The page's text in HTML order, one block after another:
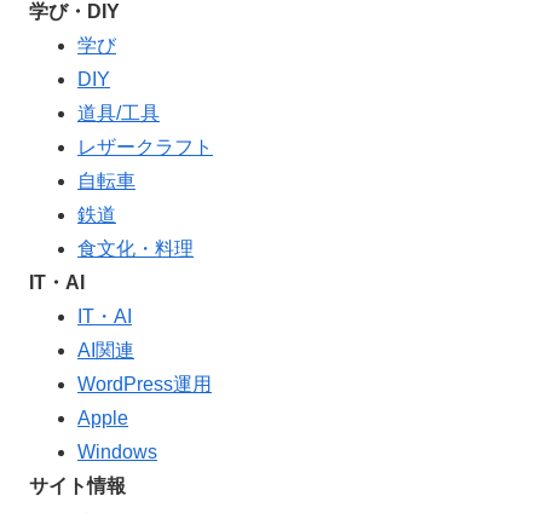
学び・DIY
学び
DIY
道具/工具
レザークラフト
自転車
鉄道
食文化・料理
IT・AI
IT・AI
AI関連
WordPress運用
Apple
Windows
サイト情報